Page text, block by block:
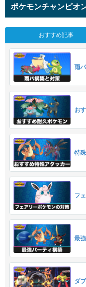
ポケモンチャンピオ
おすすめ記事
雨
お
特
フ
最
ダ